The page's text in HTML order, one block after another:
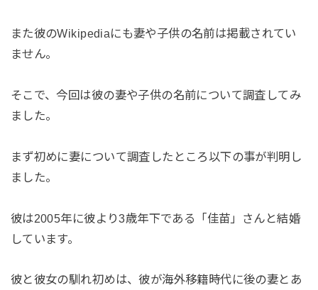
また彼のWikipediaにも妻や子供の名前は掲載されてい
ません。
そこで、今回は彼の妻や子供の名前について調査してみ
ました。
まず初めに妻について調査したところ以下の事が判明し
ました。
彼は2005年に彼より3歳年下である「佳苗」さんと結婚
しています。
彼と彼女の馴れ初めは、彼が海外移籍時代に後の妻とあ